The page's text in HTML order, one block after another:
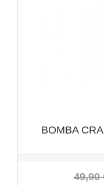
BOMBA
Precio
49,90